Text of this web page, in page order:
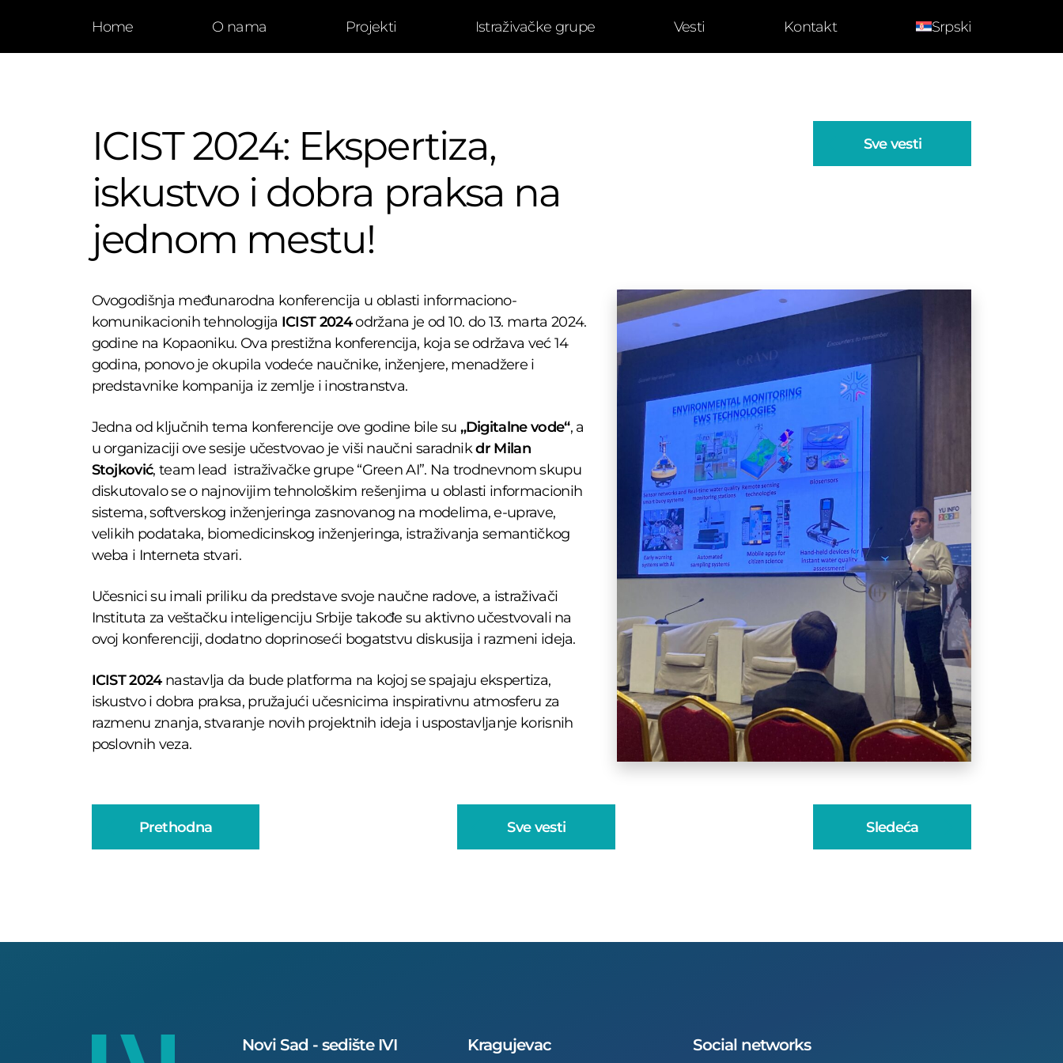
Home O nama Projekti Istraživačke grupe Vesti Kontakt Srpski
ICIST 2024: Ekspertiza,
iskustvo i dobra praksa na
jednom mestu!
Sve vesti
Ovogodišnja međunarodna konferencija u oblasti informaciono-
komunikacionih tehnologija ICIST 2024održana je od 10. do 13. marta 2024.
godine na Kopaoniku. Ova prestižna konferencija, koja se održava već 14
godina, ponovo je okupila vodeće naučnike, inženjere, menadžere i
predstavnike kompanija iz zemlje i inostranstva.
Jedna od ključnih tema konferencije ove godine bile su „Digitalne vode“, a
u organizaciji ove sesije učestvovao je viši naučni saradnikdr Milan
Stojković, team lead istraživačke grupe “Green AI”. Na trodnevnom skupu
diskutovalo se o najnovijim tehnološkim rešenjima u oblasti informacionih
sistema, softverskog inženjeringa zasnovanog na modelima, e-uprave,
velikih podataka, biomedicinskog inženjeringa, istraživanja semantičkog
weba i Interneta stvari.
Učesnici su imali priliku da predstave svoje naučne radove, a istraživači
Instituta za veštačku inteligenciju Srbije takođe su aktivno učestvovali na
ovoj konferenciji, dodatno doprinoseći bogatstvu diskusija i razmeni ideja.
ICIST 2024nastavlja da bude platforma na kojoj se spajaju ekspertiza,
iskustvo i dobra praksa, pružajući učesnicima inspirativnu atmosferu za
razmenu znanja, stvaranje novih projektnih ideja i uspostavljanje korisnih
poslovnih veza.
Prethodna Sve vesti Sledeća
Novi Sad - sedište IVI Kragujevac Social networks